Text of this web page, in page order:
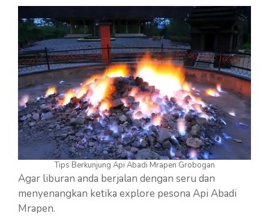
Tips Berkunjung Api Abadi Mrapen Grobogan
Agar liburan anda berjalan dengan seru dan
menyenangkan ketika explore pesona Api Abadi
Mrapen.